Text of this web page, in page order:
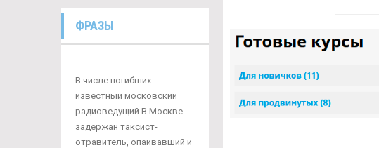
ФРАЗЫ
В числе погибших
известный московский
радиоведущий В Москве
задержан таксист-
отравитель, опаивавший и